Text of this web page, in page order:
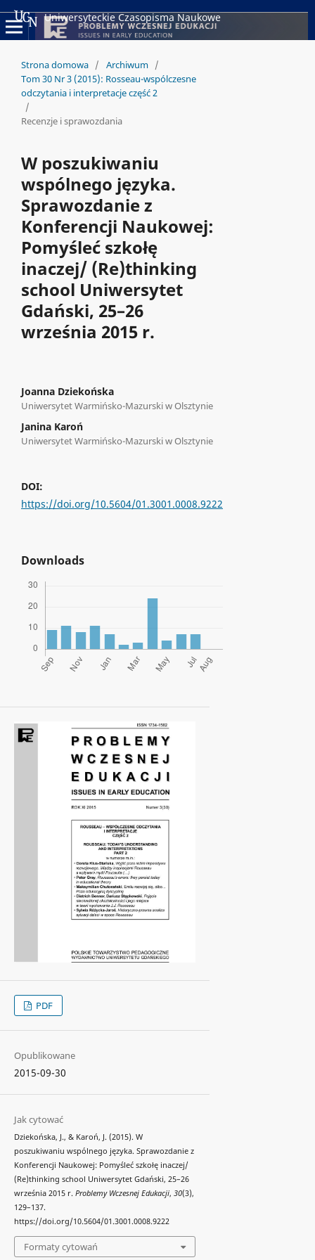
Uniwersyteckie Czasopisma Naukowe
Strona domowa / Archiwum /
Tom 30 Nr 3 (2015): Rosseau-wspólczesne
odczytania i interpretacje część 2
/
Recenzje i sprawozdania
W poszukiwaniu
wspólnego języka.
Sprawozdanie z
Konferencji Naukowej:
Pomyśleć szkołę
inaczej/ (Re)thinking
school Uniwersytet
Gdański, 25–26
września 2015 r.
Joanna Dziekońska
Uniwersytet Warmińsko-Mazurski w Olsztynie
Janina Karoń
Uniwersytet Warmińsko-Mazurski w Olsztynie
DOI:
https://doi.org/10.5604/01.3001.0008.9222
Downloads
PDF
Opublikowane
2015-09-30
Jak cytować
Dziekońska, J., & Karoń, J. (2015). W
poszukiwaniu wspólnego języka. Sprawozdanie z
Konferencji Naukowej: Pomyśleć szkołę inaczej/
(Re)thinking school Uniwersytet Gdański, 25–26
września 2015 r. Problemy Wczesnej Edukacji, 30(3),
129–137.
https://doi.org/10.5604/01.3001.0008.9222
Formaty cytowań